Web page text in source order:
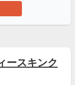
ースキンク